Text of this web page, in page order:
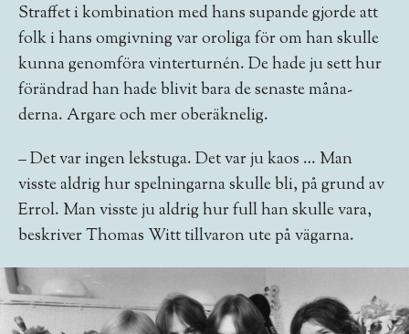
Straffet i kombination med hans supan­de gjorde att
folk i hans omgivning var oro­liga för om han skulle
kunna genomföra vinterturnén. De hade ju sett hur
föränd­rad han hade blivit bara de senaste måna­
derna. Argare och mer oberäknelig.
– Det var ingen lekstuga. Det var ju kaos … Man
visste aldrig hur spelningarna skulle bli, på grund av
Errol. Man visste ju aldrig hur full han skulle vara,
beskriver Thomas Witt tillvaron ute på vägarna.